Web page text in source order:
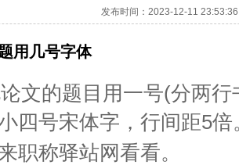
发布时间：2023-12-11 23:53:36
用几号字体
文的题目用一号(分两
四号宋体字，行间距5倍
职称驿站网看看。